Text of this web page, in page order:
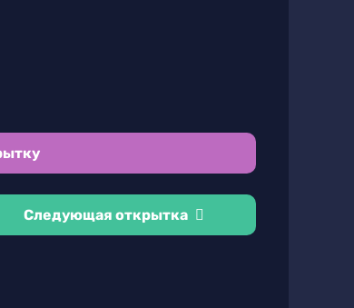
Следующая открытка